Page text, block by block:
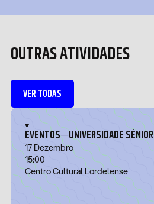
OUTRAS ATIVIDADES
VER TODAS
EVENTOS—UNIVERSIDADE SÉNIOR
17 Dezembro
15:00
Centro Cultural Lordelense